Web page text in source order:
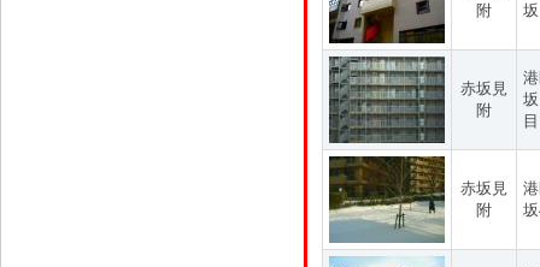
附
赤坂見
附
目
赤坂見
附